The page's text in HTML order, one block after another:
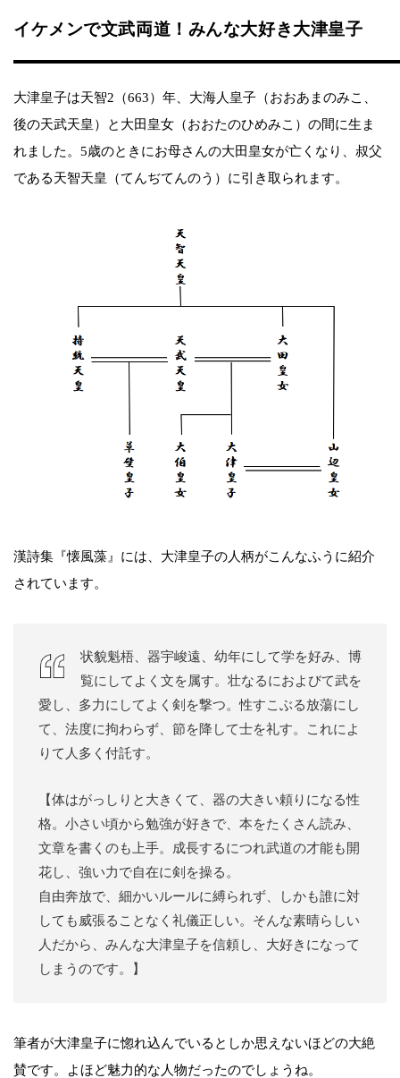
イケメンで文武両道！みんな大好き大津皇子
大津皇子は天智2（663）年、大海人皇子（おおあまのみこ、
後の天武天皇）と大田皇女（おおたのひめみこ）の間に生ま
れました。5歳のときにお母さんの大田皇女が亡くなり、叔父
である天智天皇（てんぢてんのう）に引き取られます。
漢詩集『懐風藻』には、大津皇子の人柄がこんなふうに紹介
されています。
状貌魁梧、器宇峻遠、幼年にして学を好み、博
覧にしてよく文を属す。壮なるにおよびて武を
愛し、多力にしてよく剣を撃つ。性すこぶる放蕩にし
て、法度に拘わらず、節を降して士を礼す。これによ
りて人多く付託す。
【体はがっしりと大きくて、器の大きい頼りになる性
格。小さい頃から勉強が好きで、本をたくさん読み、
文章を書くのも上手。成長するにつれ武道の才能も開
花し、強い力で自在に剣を操る。
自由奔放で、細かいルールに縛られず、しかも誰に対
しても威張ることなく礼儀正しい。そんな素晴らしい
人だから、みんな大津皇子を信頼し、大好きになって
しまうのです。】
筆者が大津皇子に惚れ込んでいるとしか思えないほどの大絶
賛です。よほど魅力的な人物だったのでしょうね。